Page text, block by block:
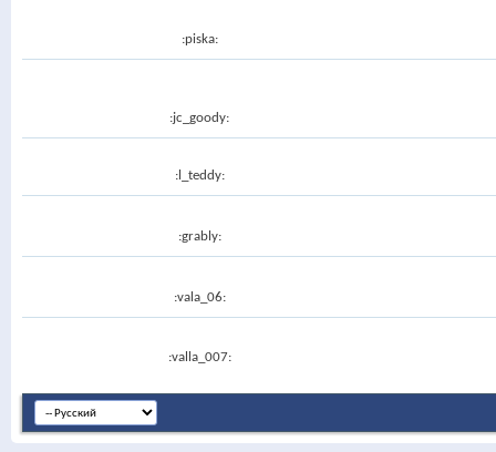
:piska:
:jc_goody:
:l_teddy:
:grably:
:vala_06:
:valla_007: